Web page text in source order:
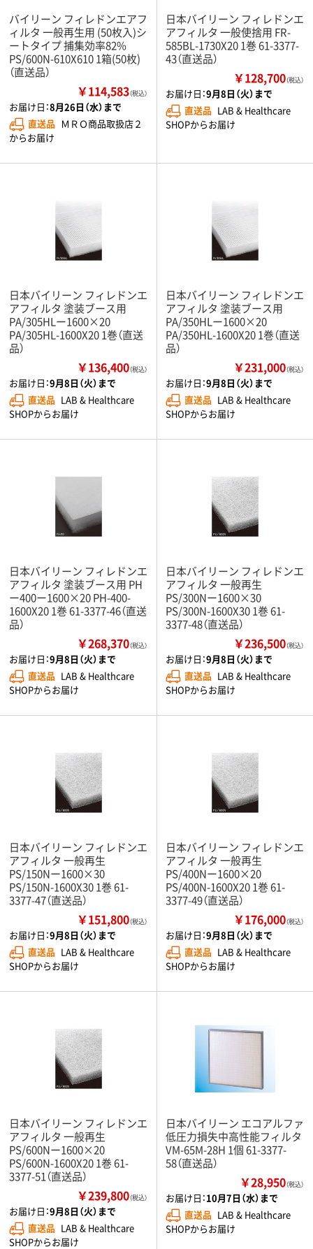
バイリーン フィレドンエアフ
ィルタ 一般再生用 (50枚入)シ
ートタイプ 捕集効率82%
PS/600N-610X610 1箱(50枚)
（直送品）
￥114,583（税込）
お届け日：8月26日（水）まで
直送品 ＭＲＯ商品取扱店２
からお届け
日本バイリーン フィレドンエ
アフィルタ 一般使捨用 FR-
585BL-1730X20 1巻 61-3377-
43（直送品）
￥128,700（税込）
お届け日：9月8日（火）まで
直送品 LAB & Healthcare
SHOPからお届け
日本バイリーン フィレドンエ
アフィルタ 塗装ブース用
PA/305HLー1600×20
PA/305HL-1600X20 1巻（直送
品）
￥136,400（税込）
お届け日：9月8日（火）まで
直送品 LAB & Healthcare
SHOPからお届け
日本バイリーン フィレドンエ
アフィルタ 塗装ブース用
PA/350HLー1600×20
PA/350HL-1600X20 1巻（直送
品）
￥231,000（税込）
お届け日：9月8日（火）まで
直送品 LAB & Healthcare
SHOPからお届け
日本バイリーン フィレドンエ
アフィルタ 塗装ブース用 PH
ー400ー1600×20 PH-400-
1600X20 1巻 61-3377-46（直送
品）
￥268,370（税込）
お届け日：9月8日（火）まで
直送品 LAB & Healthcare
SHOPからお届け
日本バイリーン フィレドンエ
アフィルタ 一般再生
PS/300Nー1600×30
PS/300N-1600X30 1巻 61-
3377-48（直送品）
￥236,500（税込）
お届け日：9月8日（火）まで
直送品 LAB & Healthcare
SHOPからお届け
日本バイリーン フィレドンエ
アフィルタ 一般再生
PS/150Nー1600×30
PS/150N-1600X30 1巻 61-
3377-47（直送品）
￥151,800（税込）
お届け日：9月8日（火）まで
直送品 LAB & Healthcare
SHOPからお届け
日本バイリーン フィレドンエ
アフィルタ 一般再生
PS/400Nー1600×20
PS/400N-1600X20 1巻 61-
3377-49（直送品）
￥176,000（税込）
お届け日：9月8日（火）まで
直送品 LAB & Healthcare
SHOPからお届け
日本バイリーン フィレドンエ
アフィルタ 一般再生
PS/600Nー1600×20
PS/600N-1600X20 1巻 61-
3377-51（直送品）
￥239,800（税込）
お届け日：9月8日（火）まで
直送品 LAB & Healthcare
SHOPからお届け
日本バイリーン エコアルファ
低圧力損失中高性能フィルタ
VM-65M-28H 1個 61-3377-
58（直送品）
￥28,950（税込）
お届け日：10月7日（水）まで
直送品 LAB & Healthcare
SHOPからお届け